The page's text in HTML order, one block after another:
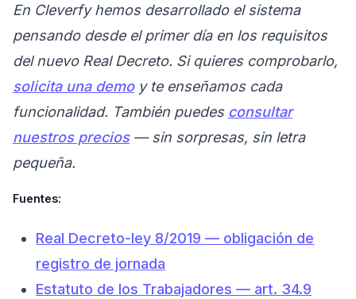
En Cleverfy hemos desarrollado el sistema
pensando desde el primer día en los requisitos
del nuevo Real Decreto. Si quieres comprobarlo,
solicita una demoy te enseñamos cada
funcionalidad. También puedes consultar
nuestros precios— sin sorpresas, sin letra
pequeña.
Fuentes:
Real Decreto-ley 8/2019 — obligación de
registro de jornada
Estatuto de los Trabajadores — art. 34.9